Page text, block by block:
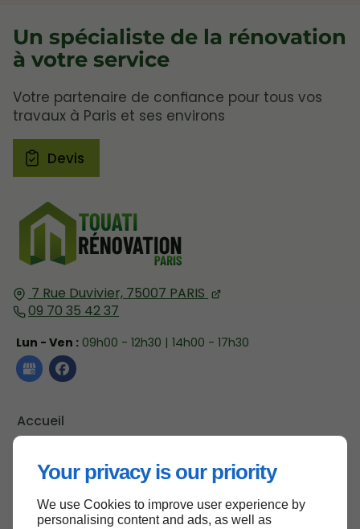
Your privacy is our priority
We use Cookies to improve user experience by
personalising content and ads, as well as
7 Rue Duvivier, 75007 PARIS
09 70 35 42 37
Lun - Ven : 09h00 - 12h30 | 14h00 - 17h30
Accueil
Mentions légales
Plan du site
Un spécialiste de la rénovation
à votre service
Votre partenaire de confiance pour tous vos
travaux à Paris et ses environs
Devis